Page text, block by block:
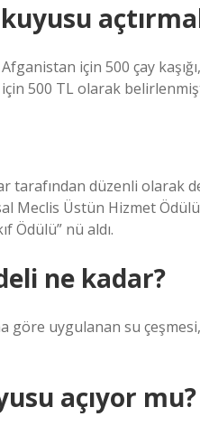
kuyusu
için 500 çay
için 500 TL olarak
tarafından düzenli olarak
Meclis Üstün Hizmet
Ödülü” nü aldı.
ne kadar?
göre uygulanan su
açıyor mu?